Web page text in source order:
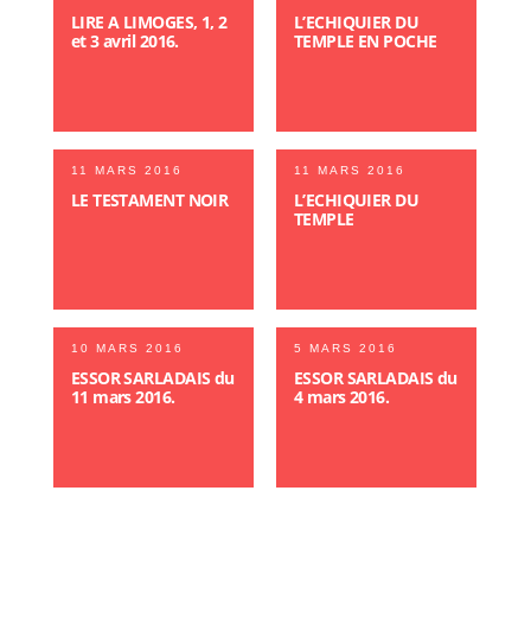
LIRE A LIMOGES, 1, 2
et 3 avril 2016.
L’ECHIQUIER DU
TEMPLE EN POCHE
11 MARS 2016
LE TESTAMENT NOIR
11 MARS 2016
L’ECHIQUIER DU
TEMPLE
10 MARS 2016
ESSOR SARLADAIS du
11 mars 2016.
5 MARS 2016
ESSOR SARLADAIS du
4 mars 2016.